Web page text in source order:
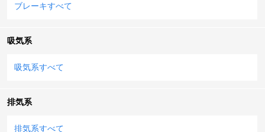
ブレーキすべて
吸気系
吸気系すべて
排気系
排気系すべて